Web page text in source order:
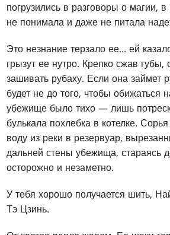
погрузились в разговоры о магии,
не понимала и даже не питала
Это незнание терзало ее... ей
грызут ее нутро. Крепко сжав губы,
зашивать рубаху. Если она займет
будет не до того, чтобы обижаться
убежище было тихо — лишь
булькала похлебка в котелке.
воду из реки в резервуар,
дальней стены убежища, стараясь
осторожно и незаметно.
У тебя хорошо получается шить,
Тэ Цзинь.